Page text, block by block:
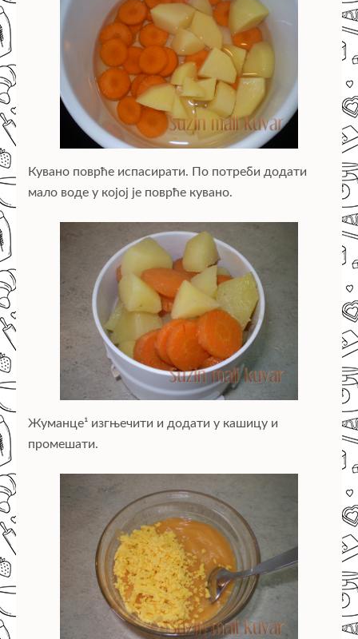
Кувано поврће испасирати. По потреби додати
мало воде у којој је поврће кувано.
Жуманце¹ изгњечити и додати у кашицу и
промешати.